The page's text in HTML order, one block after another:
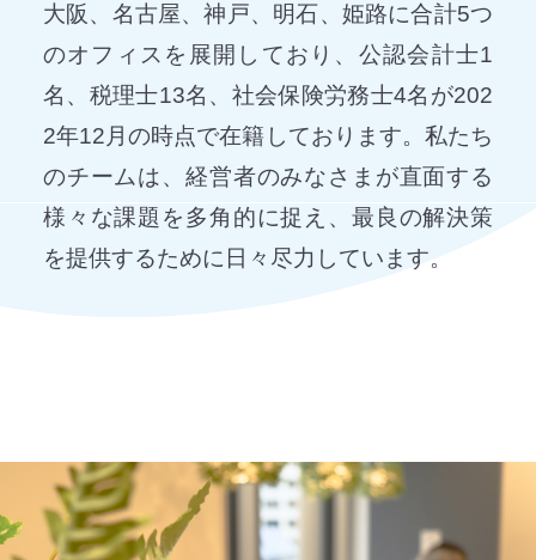
大阪、名古屋、神戸、明石、姫路に合計5つ
のオフィスを展開しており、公認会計士1
名、税理士13名、社会保険労務士4名が202
2年12月の時点で在籍しております。私たち
のチームは、経営者のみなさまが直面する
様々な課題を多角的に捉え、最良の解決策
を提供するために日々尽力しています。